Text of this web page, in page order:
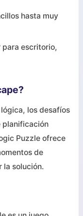
hasta muy
para escritorio,
los desafíos
planificación
Puzzle ofrece
de
la solución.